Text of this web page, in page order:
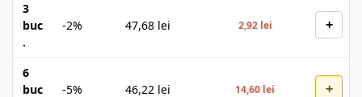
3
buc
.
-2% 47,68 lei 2,92 lei +
6
buc
-5% 46,22 lei 14,60 lei +